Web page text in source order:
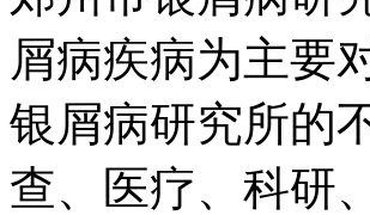
屑病疾病为主要
银屑病研究所的
查、医疗、科研